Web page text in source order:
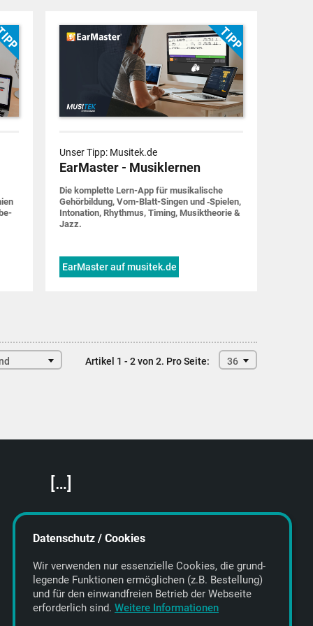
Unser Tipp: Musitek.de
EarMaster - Musiklernen
Die komplette Lern-App für musi­ka­lische
Gehör­bildung, Vom-Blatt-Singen und ‑Spielen,
Into­nation, Rhythmus, Timing, Musik­theorie &
Jazz.
EarMaster auf musitek.de
Artikel 1 - 2 von 2. Pro Seite: 36
[…]
Featured Artists
About getyourmusic
Datenschutz / Cookies
Wir verwenden nur essenzielle Cookies, die grund­
legende Funktionen ermöglichen (z.B. Bestellung)
und für den einwand­freien Betrieb der Webseite
erforderlich sind. Weitere Informationen